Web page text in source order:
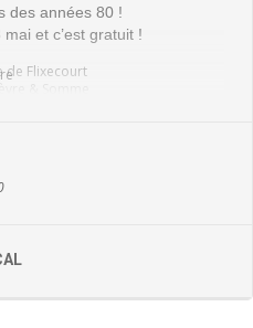
des années 80 !
et c’est gratuit !
de Flixecourt